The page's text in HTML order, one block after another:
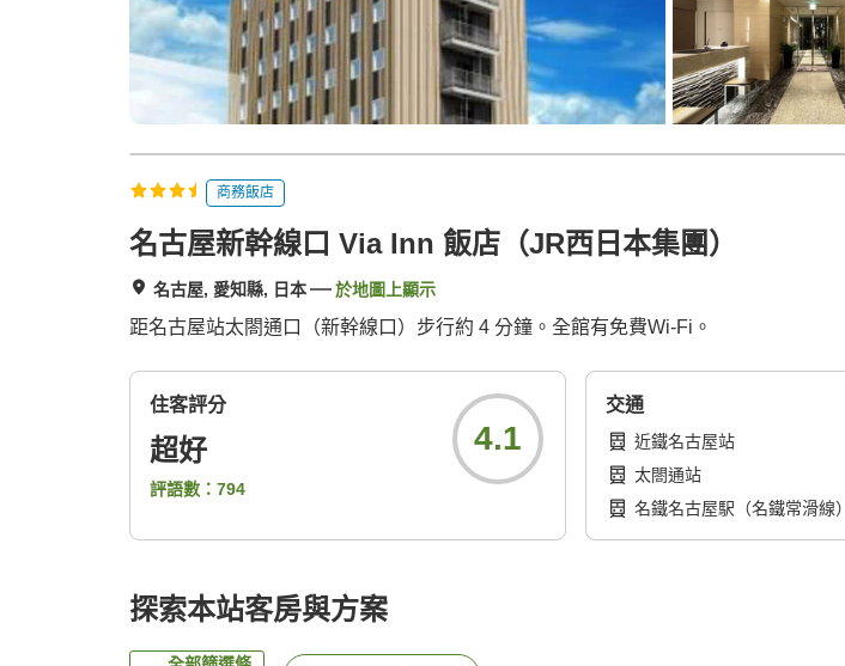
商務飯店
名古屋新幹線口 Via Inn 飯店（JR西日本集團）
名古屋, 愛知縣, 日本 於地圖上顯示
距名古屋站太閤通口（新幹線口）步行約 4 分鐘。全館有免費Wi-Fi。
住客評分
超好
評語數： 794
4.1
交通
近鐵名古屋站
太閤通站
名鐵名古屋駅（名鐵常滑線）
探索本站客房與方案